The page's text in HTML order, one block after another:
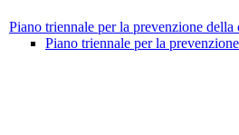
Piano triennale per la prevenzione della
Piano triennale per la